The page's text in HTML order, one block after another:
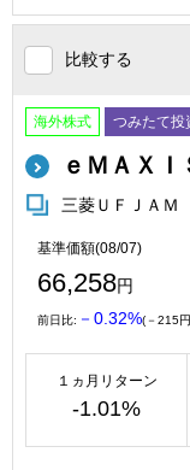
比較する
海外株式 つみたて投
ｅＭＡＸ
三菱ＵＦＪＡＭ
基準価額(08/07)
66,258円
前日比: －0.32%(－215
１ヵ月リターン
-1.01%